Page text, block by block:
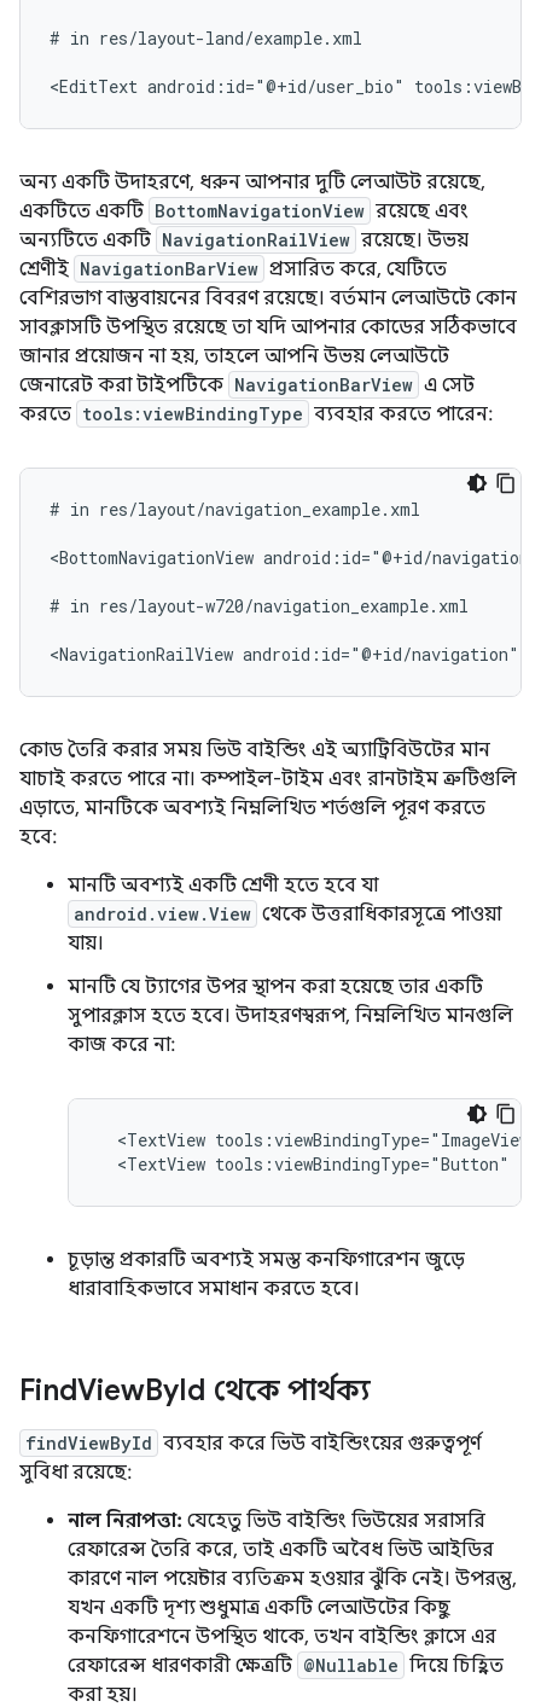
# in res/layout-land/example.xml
<EditText android:id="@+id/user_bio"
অন্য একটি উদাহরণে, ধরুন আপনার দুটি লেআউট রয়েছে,
একটিতে একটি BottomNavigationView রয়েছে এবং
অন্যটিতে একটি NavigationRailView রয়েছে। উভয়
শ্রেণীই NavigationBarView প্রসারিত করে, যেটিতে
বেশিরভাগ বাস্তবায়নের বিবরণ রয়েছে। বর্তমান লেআউটে কোন
সাবক্লাসটি উপস্থিত রয়েছে তা যদি আপনার কোডের সঠিকভাবে
জানার প্রয়োজন না হয়, তাহলে আপনি উভয় লেআউটে
জেনারেট করা টাইপটিকে NavigationBarView এ সেট
করতে tools:viewBindingType ব্যবহার করতে পারেন:
# in res/layout/navigation_example.xml
<BottomNavigationView android:id="@+id/navigation"
# in res/layout-w720/navigation_example.xml
<NavigationRailView android:id="@+id/navigation"
কোড তৈরি করার সময় ভিউ বাইন্ডিং এই অ্যাট্রিবিউটের মান
যাচাই করতে পারে না। কম্পাইল-টাইম এবং রানটাইম ত্রুটিগুলি
এড়াতে, মানটিকে অবশ্যই নিম্নলিখিত শর্তগুলি পূরণ করতে
হবে:
মানটি অবশ্যই একটি শ্রেণী হতে হবে যা
android.view.View থেকে উত্তরাধিকারসূত্রে পাওয়া
যায়।
মানটি যে ট্যাগের উপর স্থাপন করা হয়েছে তার একটি
সুপারক্লাস হতে হবে। উদাহরণস্বরূপ, নিম্নলিখিত মানগুলি
কাজ করে না:
<TextView tools:viewBindingType="ImageView"
<TextView tools:viewBindingType="Button"
চূড়ান্ত প্রকারটি অবশ্যই সমস্ত কনফিগারেশন জুড়ে
ধারাবাহিকভাবে সমাধান করতে হবে।
FindViewById থেকে পার্থক্য
findViewById ব্যবহার করে ভিউ বাইন্ডিংয়ের গুরুত্বপূর্ণ
সুবিধা রয়েছে:
নাল নিরাপত্তা: যেহেতু ভিউ বাইন্ডিং ভিউয়ের সরাসরি
রেফারেন্স তৈরি করে, তাই একটি অবৈধ ভিউ আইডির
কারণে নাল পয়েন্টার ব্যতিক্রম হওয়ার ঝুঁকি নেই। উপরন্তু,
যখন একটি দৃশ্য শুধুমাত্র একটি লেআউটের কিছু
কনফিগারেশনে উপস্থিত থাকে, তখন বাইন্ডিং ক্লাসে এর
রেফারেন্স ধারণকারী ক্ষেত্রটি @Nullable দিয়ে চিহ্নিত
করা হয়।